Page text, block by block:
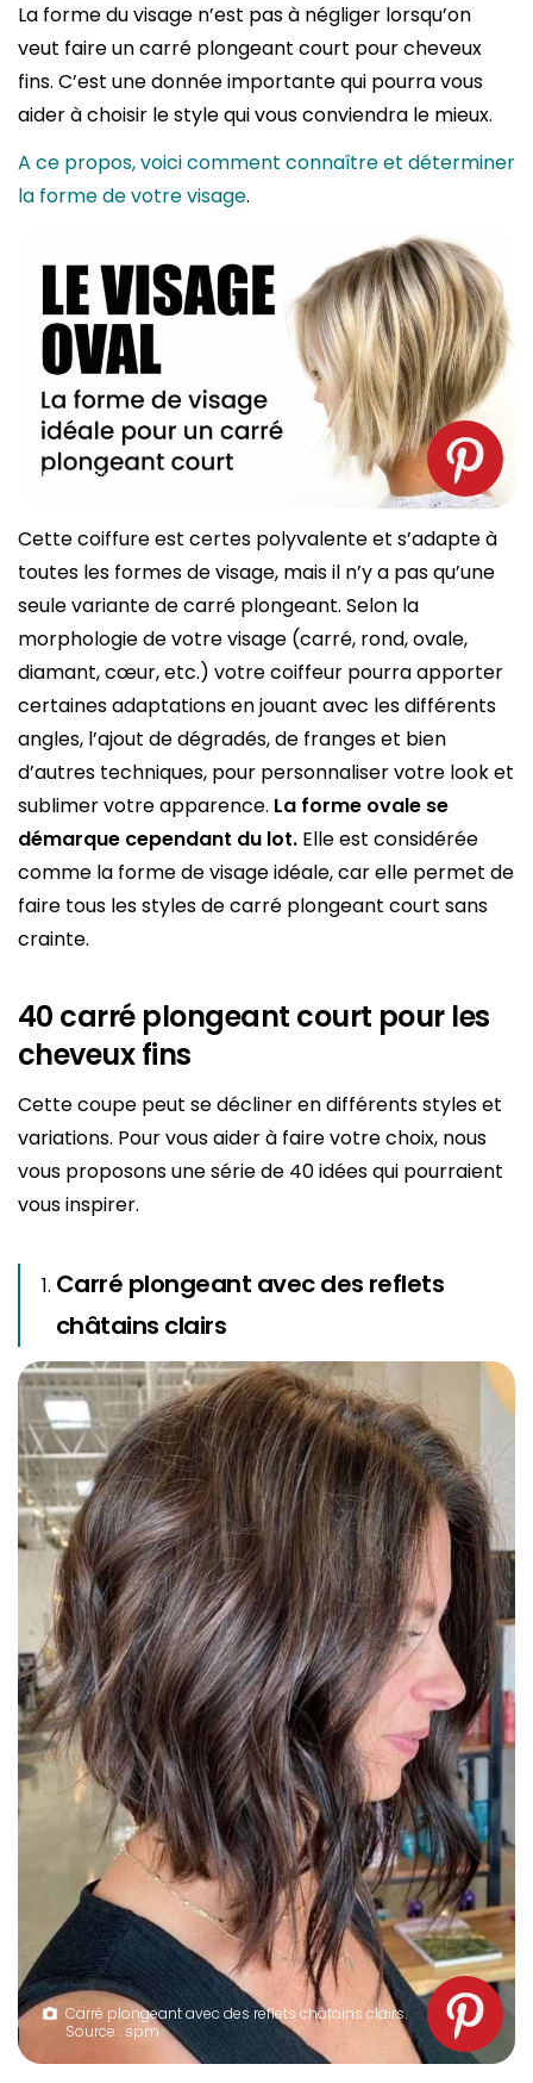
La forme du visage n’est pas à négliger lorsqu’on
veut faire un carré plongeant court pour cheveux
fins. C’est une donnée importante qui pourra vous
aider à choisir le style qui vous conviendra le mieux.
A ce propos, voici comment connaître et déterminer
la forme de votre visage.
Le visage oval. Source : spm
Cette coiffure est certes polyvalente et s’adapte à
toutes les formes de visage, mais il n’y a pas qu’une
seule variante de carré plongeant. Selon la
morphologie de votre visage (carré, rond, ovale,
diamant, cœur, etc.) votre coiffeur pourra apporter
certaines adaptations en jouant avec les différents
angles, l’ajout de dégradés, de franges et bien
d’autres techniques, pour personnaliser votre look et
sublimer votre apparence. La forme ovale se
démarque cependant du lot. Elle est considérée
comme la forme de visage idéale, car elle permet de
faire tous les styles de carré plongeant court sans
crainte.
40 carré plongeant court pour les
cheveux fins
Cette coupe peut se décliner en différents styles et
variations. Pour vous aider à faire votre choix, nous
vous proposons une série de 40 idées qui pourraient
vous inspirer.
Carré plongeant avec des reflets
châtains clairs
Carré plongeant avec des reflets châtains clairs.
Source : spm